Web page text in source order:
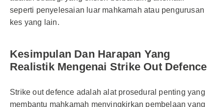
seperti penyelesaian luar mahkamah atau pengurusan
kes yang lain.
Kesimpulan Dan Harapan Yang
Realistik Mengenai Strike Out Defence
Strike out defence adalah alat prosedural penting yang
membantu mahkamah menyingkirkan pembelaan yang